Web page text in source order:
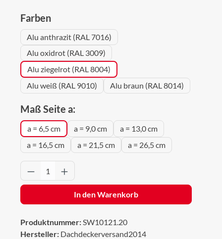
Farbenauswählen
Alu anthrazit (RAL 7016)
Alu oxidrot (RAL 3009)
Alu ziegelrot (RAL 8004)
Alu weiß (RAL 9010)
Alu braun (RAL 8014)
Maß Seite a:
a = 6,5 cm a = 9,0 cm
a = 13,0 cm
a = 16,5 cm
a = 21,5 cm a = 26,5 cm
Produkt Anzahl: Gib den gewünschten
In den Warenkorb
Produktnummer:SW10121.20
Hersteller: Dachdeckerversand2014